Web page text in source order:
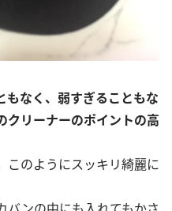
もなく、弱すぎることもな
クリーナーのポイントの高
このようにスッキリ綺麗に